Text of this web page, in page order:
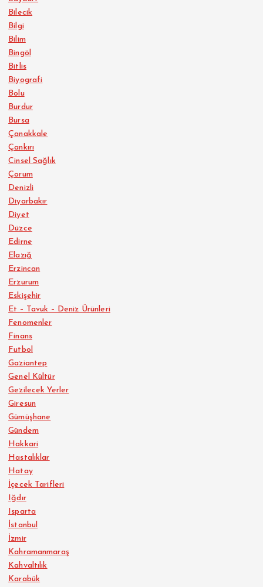
Bilecik
Bilgi
Bilim
Bingöl
Bitlis
Biyografi
Bolu
Burdur
Bursa
Çanakkale
Çankırı
Cinsel Sağlık
Çorum
Denizli
Diyarbakır
Diyet
Düzce
Edirne
Elazığ
Erzincan
Erzurum
Eskişehir
Et – Tavuk – Deniz Ürünleri
Fenomenler
Finans
Futbol
Gaziantep
Genel Kültür
Gezilecek Yerler
Giresun
Gümüşhane
Gündem
Hakkari
Hastalıklar
Hatay
İçecek Tarifleri
Iğdır
Isparta
İstanbul
İzmir
Kahramanmaraş
Kahvaltılık
Karabük